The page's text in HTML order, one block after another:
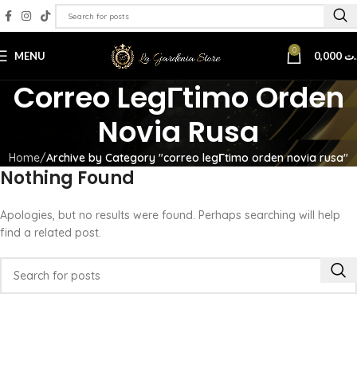
MENU 0
Correo LegГ­timo Orden
Novia Rusa
Home Archive by Category "correo legГ­timo orden novia rusa"
Nothing Found
Apologies, but no results were found. Perhaps searching will help
find a related post.